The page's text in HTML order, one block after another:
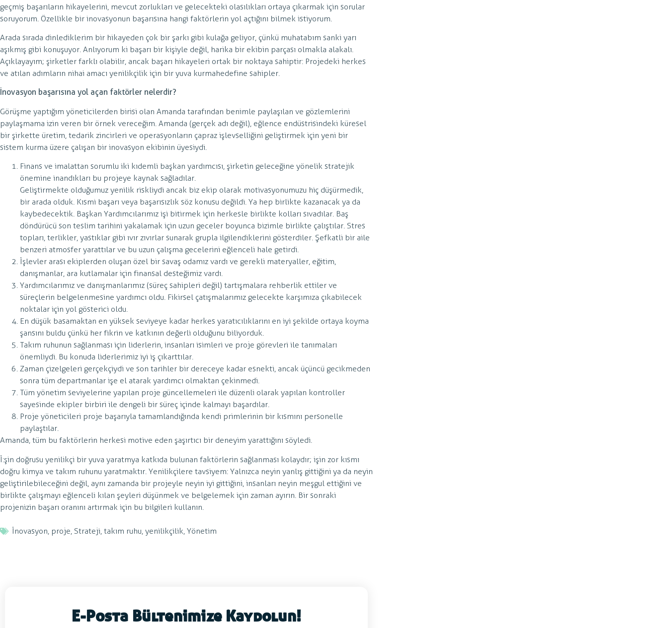
geçmiş başarıların hikayelerini, mevcut zorlukları ve gelecekteki olasılıkları ortaya çıkarmak için sorular
soruyorum. Özellikle bir inovasyonun başarısına hangi faktörlerin yol açtığını bilmek istiyorum.
Arada sırada dinlediklerim bir hikayeden çok bir şarkı gibi kulağa geliyor, çünkü muhatabım sanki yarı
aşıkmış gibi konuşuyor. Anlıyorum ki başarı bir kişiyle değil, harika bir ekibin parçası olmakla alakalı.
Açıklayayım; şirketler farklı olabilir, ancak başarı hikayeleri ortak bir noktaya sahiptir: Projedeki herkes
ve atılan adımların nihai amacı yenilikçilik için bir yuva kurma hedefine sahipler.
İnovasyon başarısına yol açan faktörler nelerdir?
Görüşme yaptığım yöneticilerden birisi olan Amanda tarafından benimle paylaşılan ve gözlemlerini
paylaşmama izin veren bir örnek vereceğim. Amanda (gerçek adı değil), eğlence endüstrisindeki küresel
bir şirkette üretim, tedarik zincirleri ve operasyonların çapraz işlevselliğini geliştirmek için yeni bir
sistem kurma üzere çalışan bir inovasyon ekibinin üyesiydi.
Finans ve imalattan sorumlu iki kıdemli başkan yardımcısı, şirketin geleceğine yönelik stratejik
önemine inandıkları bu projeye kaynak sağladılar.
Geliştirmekte olduğumuz yenilik riskliydi ancak biz ekip olarak motivasyonumuzu hiç düşürmedik,
bir arada olduk. Kısmi başarı veya başarısızlık söz konusu değildi. Ya hep birlikte kazanacak ya da
kaybedecektik. Başkan Yardımcılarımız işi bitirmek için herkesle birlikte kolları sıvadılar. Baş
döndürücü son teslim tarihini yakalamak için uzun geceler boyunca bizimle birlikte çalıştılar. Stres
topları, terlikler, yastıklar gibi ıvır zıvırlar sunarak grupla ilgilendiklerini gösterdiler. Şefkatli bir aile
benzeri atmosfer yarattılar ve bu uzun çalışma gecelerini eğlenceli hale getirdi.
İşlevler arası ekiplerden oluşan özel bir savaş odamız vardı ve gerekli materyaller, eğitim,
danışmanlar, ara kutlamalar için finansal desteğimiz vardı.
Yardımcılarımız ve danışmanlarımız (süreç sahipleri değil) tartışmalara rehberlik ettiler ve
süreçlerin belgelenmesine yardımcı oldu. Fikirsel çatışmalarımız gelecekte karşımıza çıkabilecek
noktalar için yol gösterici oldu.
En düşük basamaktan en yüksek seviyeye kadar herkes yaratıcılıklarını en iyi şekilde ortaya koyma
şansını buldu çünkü her fikrin ve katkının değerli olduğunu biliyorduk.
Takım ruhunun sağlanması için liderlerin, insanları isimleri ve proje görevleri ile tanımaları
önemliydi. Bu konuda liderlerimiz iyi iş çıkarttılar.
Zaman çizelgeleri gerçekçiydi ve son tarihler bir dereceye kadar esnekti, ancak üçüncü gecikmeden
sonra tüm departmanlar işe el atarak yardımcı olmaktan çekinmedi.
Tüm yönetim seviyelerine yapılan proje güncellemeleri ile düzenli olarak yapılan kontroller
sayesinde ekipler birbiri ile dengeli bir süreç içinde kalmayı başardılar.
Proje yöneticileri proje başarıyla tamamlandığında kendi primlerinin bir kısmını personelle
paylaştılar.
Amanda, tüm bu faktörlerin herkesi motive eden şaşırtıcı bir deneyim yarattığını söyledi.
İ:şin doğrusu yenilikçi bir yuva yaratmya katkıda bulunan faktörlerin sağlanması kolaydır; işin zor kısmı
doğru kimya ve takım ruhunu yaratmaktır. Yenilikçilere tavsiyem: Yalnızca neyin yanlış gittiğini ya da neyin
geliştirilebileceğini değil, aynı zamanda bir projeyle neyin iyi gittiğini, insanları neyin meşgul ettiğini ve
birlikte çalışmayı eğlenceli kılan şeyleri düşünmek ve belgelemek için zaman ayırın. Bir sonraki
projenizin başarı oranını artırmak için bu bilgileri kullanın.
İnovasyon, proje, Strateji, takım ruhu, yenilikçilik, Yönetim
E-Posta Bültenimize Kaydolun!